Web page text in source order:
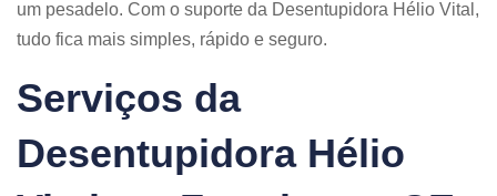
um pesadelo. Com o suporte da Desentupidora Hélio Vital,
tudo fica mais simples, rápido e seguro.
Serviços da
Desentupidora Hélio